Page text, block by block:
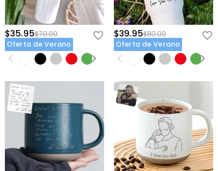
$35.95$70.00
Oferta de Verano
$39.95$80.00
Oferta de Verano